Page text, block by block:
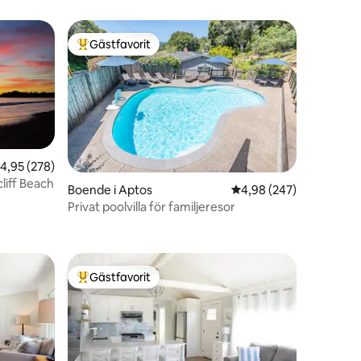
av 5 i genomsnittligt betyg, 278 omdömen
4,95 (278)
Beach
Populär gästfavorit
Gästfavorit
Boende i Aptos 4,98 av 5 i
4,98 (247)
Privat poolvilla för familjeresor
Populär gästfavorit
Gästfavorit